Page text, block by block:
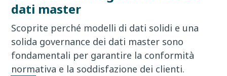
dati master
Scoprite perché modelli di dati solidi e una
solida governance dei dati master sono
fondamentali per garantire la conformità
normativa e la soddisfazione dei clienti.